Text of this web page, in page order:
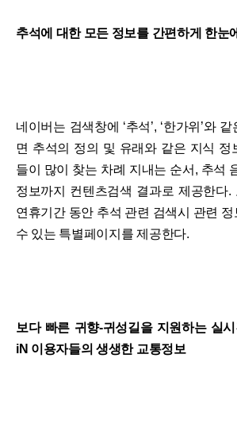
추석에 대한 모든 정보를 간편하게 한눈
네이버는 검색창에 ‘추석’, ‘한가위’와
면 추석의 정의 및 유래와 같은 지식 정
들이 많이 찾는 차례 지내는 순서, 추석
정보까지 컨텐츠검색 결과로 제공한다.
연휴기간 동안 추석 관련 검색시 관련
수 있는 특별페이지를 제공한다.
보다 빠른 귀향-귀성길을 지원하는 실
iN 이용자들의 생생한 교통정보